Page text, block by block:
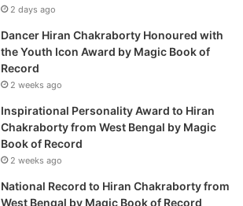
2 days ago
Dancer Hiran Chakraborty Honoured with
the Youth Icon Award by Magic Book of
Record
2 weeks ago
Inspirational Personality Award to Hiran
Chakraborty from West Bengal by Magic
Book of Record
2 weeks ago
National Record to Hiran Chakraborty from
West Bengal by Magic Book of Record